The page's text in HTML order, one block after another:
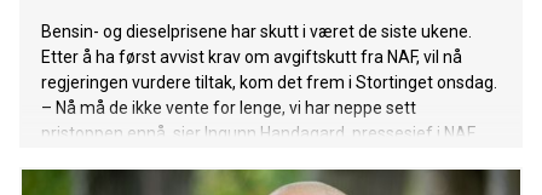
Bensin- og dieselprisene har skutt i været de siste ukene.
Etter å ha først avvist krav om avgiftskutt fra NAF, vil nå
regjeringen vurdere tiltak, kom det frem i Stortinget onsdag.
– Nå må de ikke vente for lenge, vi har neppe sett
pristoppen ennå, sier Ingunn Handagard, pressesjef i NAF.